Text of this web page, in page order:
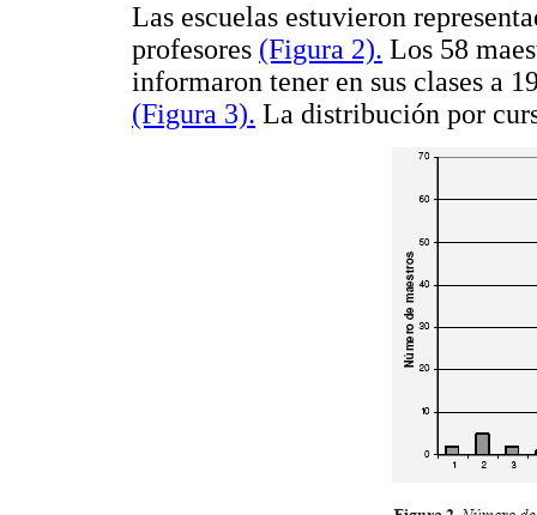
Las escuelas estuvieron
profesores (Figura 2). Los 58
informaron tener en sus clases a
(Figura 3). La distribución por